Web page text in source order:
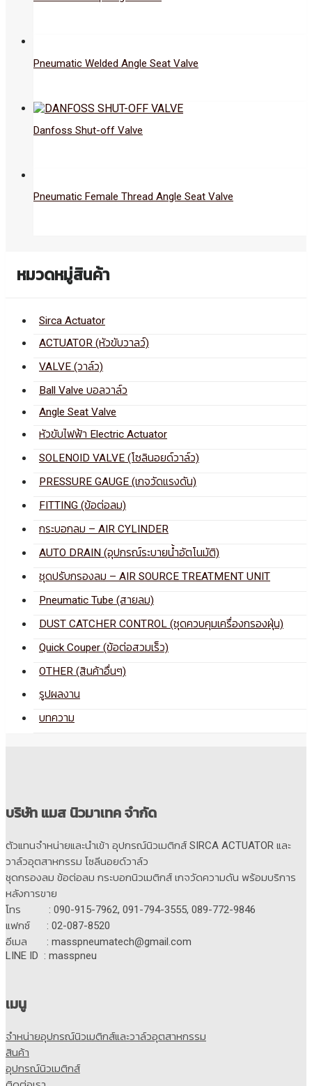
Pneumatic Welded Angle Seat Valve
Danfoss Shut-off Valve
Pneumatic Female Thread Angle Seat Valve
หมวดหมู่สินค้า
Sirca Actuator
ACTUATOR (หัวขับวาลว์)
VALVE (วาล์ว)
Ball Valve บอลวาล์ว
Angle Seat Valve
หัวขับไฟฟ้า Electric Actuator
SOLENOID VALVE (โซลินอยด์วาล์ว)
PRESSURE GAUGE (เกจวัดแรงดัน)
FITTING (ข้อต่อลม)
กระบอกลม – AIR CYLINDER
AUTO DRAIN (อุปกรณ์ระบายน้ำอัตโนมัติ)
ชุดปรับกรองลม – AIR SOURCE TREATMENT UNIT
Pneumatic Tube (สายลม)
DUST CATCHER CONTROL (ชุดควบคุมเครื่องกรองฝุ่น)
Quick Couper (ข้อต่อสวมเร็ว)
OTHER (สินค้าอื่นๆ)
รูปผลงาน
บทความ
บริษัท แมส นิวมาเทค จำกัด
ตัวแทนจำหน่ายและนำเข้า อุปกรณ์นิวเมติกส์ SIRCA ACTUATOR และ
วาล์วอุตสาหกรรม โซลีนอยด์วาล์ว
ชุดกรองลม ข้อต่อลม กระบอกนิวเมติกส์ เกจวัดความดัน พร้อมบริการ
หลังการขาย
โทร : 090-915-7962, 091-794-3555, 089-772-9846
แฟกซ์ : 02-087-8520
อีเมล : masspneumatech@gmail.com
LINE ID : masspneu
เมนู
จำหน่ายอุปกรณ์นิวเมติกส์และวาล์วอุตสาหกรรม
สินค้า
อุปกรณ์นิวเมติกส์